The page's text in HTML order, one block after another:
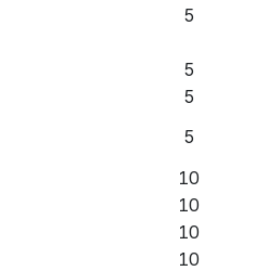
5
5
5
5
10
10
10
10